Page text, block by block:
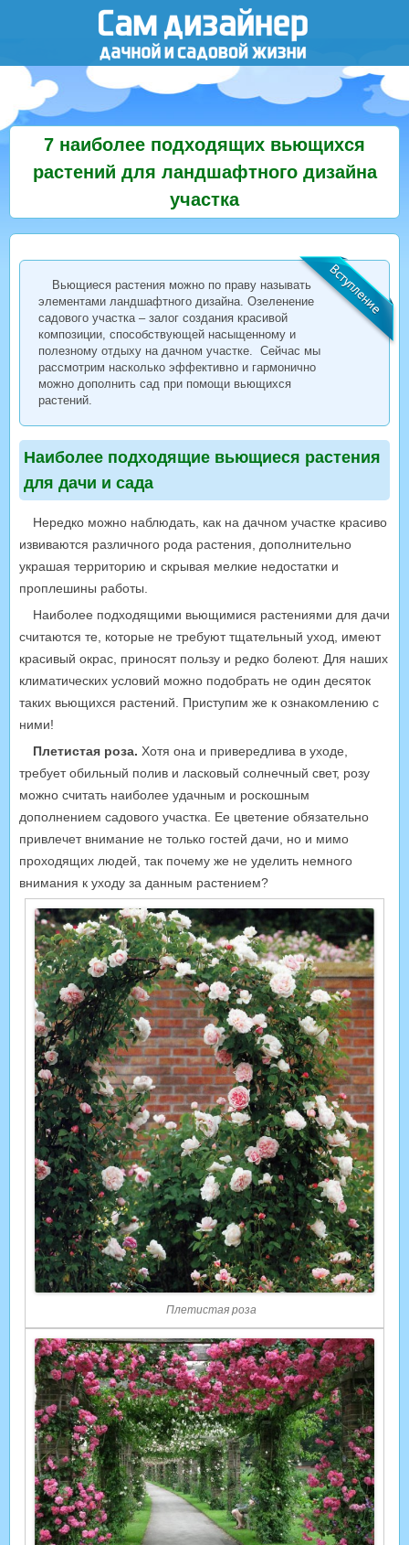
7 наиболее подходящих вьющихся
растений для ландшафтного дизайна
участка
Вьющиеся растения можно по праву называть
элементами ландшафтного дизайна. Озеленение
садового участка – залог создания красивой
композиции, способствующей насыщенному и
полезному отдыху на дачном участке. Сейчас мы
рассмотрим насколько эффективно и гармонично
можно дополнить сад при помощи вьющихся
растений.
Наиболее подходящие вьющиеся растения
для дачи и сада
Нередко можно наблюдать, как на дачном участке красиво
извиваются различного рода растения, дополнительно
украшая территорию и скрывая мелкие недостатки и
проплешины работы.
Наиболее подходящими вьющимися растениями для дачи
считаются те, которые не требуют тщательный уход, имеют
красивый окрас, приносят пользу и редко болеют. Для наших
климатических условий можно подобрать не один десяток
таких вьющихся растений. Приступим же к ознакомлению с
ними!
Плетистая роза. Хотя она и привередлива в уходе,
требует обильный полив и ласковый солнечный свет, розу
можно считать наиболее удачным и роскошным
дополнением садового участка. Ее цветение обязательно
привлечет внимание не только гостей дачи, но и мимо
проходящих людей, так почему же не уделить немного
внимания к уходу за данным растением?
Плетистая роза